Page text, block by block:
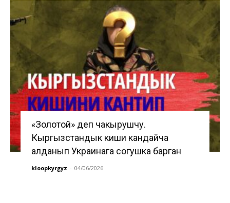
«Золотой» деп чакырушчу.
Кыргызстандык киши кандайча
алданып Украинага согушка барган
kloopkyrgyz - 04/06/2026